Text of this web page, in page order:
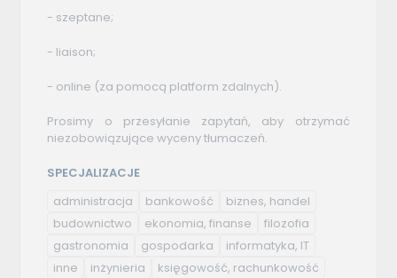
- szeptane;
- liaison;
- online (za pomocą platform zdalnych).
Prosimy o przesyłanie zapytań, aby otrzymać
niezobowiązujące wyceny tłumaczeń.
SPECJALIZACJE
administracja
bankowość
biznes, handel
budownictwo
ekonomia, finanse
filozofia
gastronomia
gospodarka
informatyka, IT
inne
inżynieria
księgowość, rachunkowość